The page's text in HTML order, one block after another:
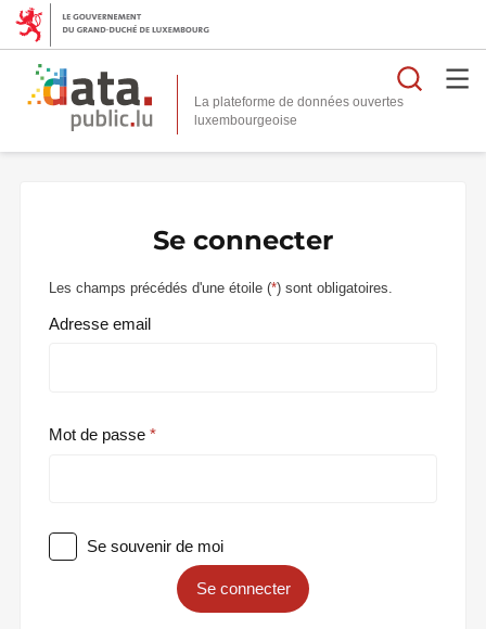
La plateforme de données ouvertes
Se connecter
Les champs précédés d'une étoile (*) sont obligatoires.
Adresse email
Mot de passe
Se souvenir de moi
Se connecter